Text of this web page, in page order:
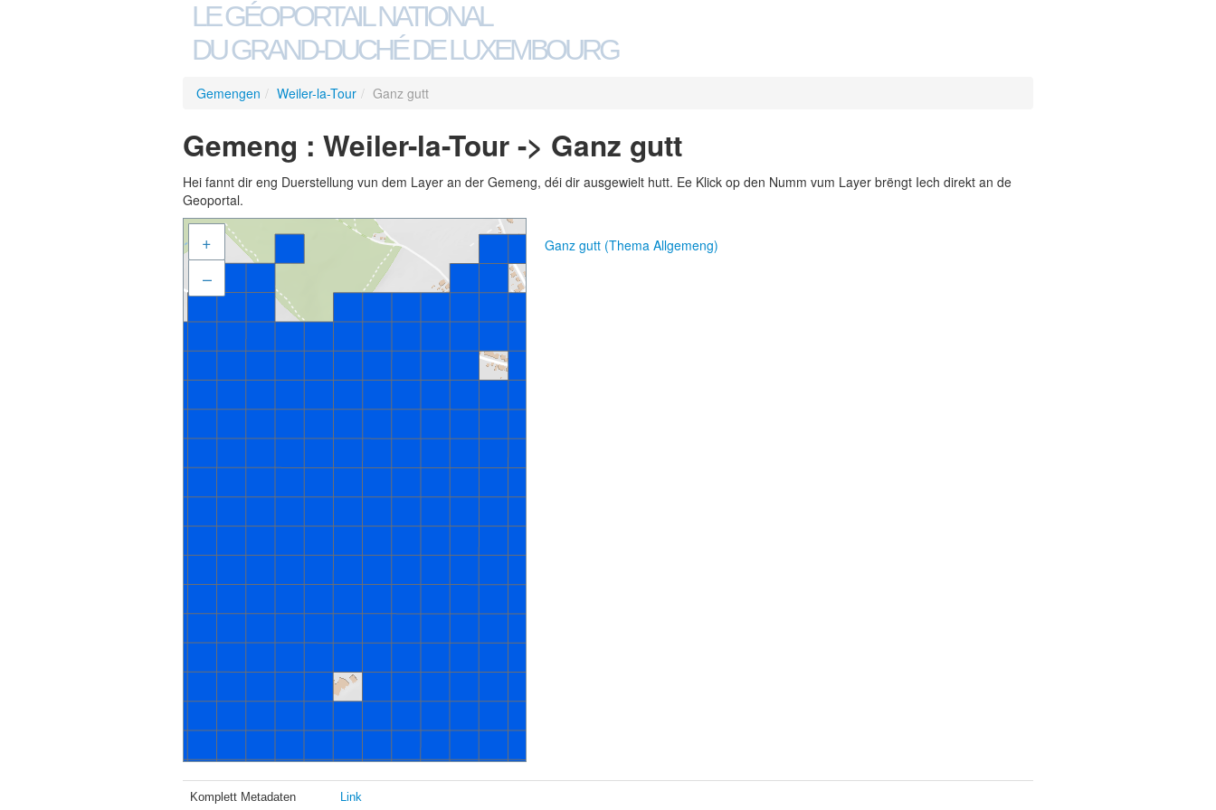
LE GÉOPORTAIL NATIONAL
DU GRAND-DUCHÉ DE LUXEMBOURG
Gemengen / Weiler-la-Tour / Ganz gutt
Gemeng : Weiler-la-Tour -> Ganz gutt
Hei fannt dir eng Duerstellung vun dem Layer an der Gemeng, déi dir ausgewielt hutt. Ee Klick op den Numm vum Layer brëngt Iech direkt an de
Geoportal.
+
–
Ganz gutt (Thema Allgemeng)
Komplett Metadaten Link